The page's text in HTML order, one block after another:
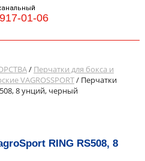
01-06
/ Перчатки для бокса и
VAGROSSPORT/ Перчатки
8 унций, черный
RING RS508, 8